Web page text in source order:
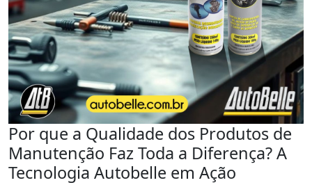
Por que a Qualidade dos Produtos de
Manutenção Faz Toda a Diferença? A
Tecnologia Autobelle em Ação